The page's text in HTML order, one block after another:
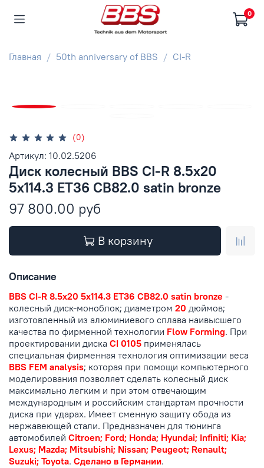
0
Главная 50th anniversary of BBS CI-R
(0)
Артикул: 10.02.5206
Диск колесный BBS CI-R 8.5x20
5x114.3 ET36 CB82.0 satin bronze
97 800.00 руб
В корзину
Описание
BBS CI-R 8.5x20 5x114.3 ET36 CB82.0 satin bronze -
колесный диск-моноблок; диаметром 20 дюймов;
изготовленный из алюминиевого сплава наивысшего
качества по фирменной технологии Flow Forming. При
проектировании диска CI 0105 применялась
специальная фирменная технология оптимизации веса
BBS FEM analysis; которая при помощи компьютерного
моделирования позволяет сделать колесный диск
максимально легким и при этом отвечающим
международным и российским стандартам прочности
диска при ударах. Имеет сменную защиту обода из
нержавеющей стали. Предназначен для тюнинга
автомобилей Citroen; Ford; Honda; Hyundai; Infiniti; Kia;
Lexus; Mazda; Mitsubishi; Nissan; Peugeot; Renault;
Suzuki; Toyota. Сделано в Германии.